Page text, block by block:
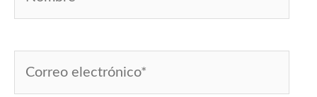
electrónico*